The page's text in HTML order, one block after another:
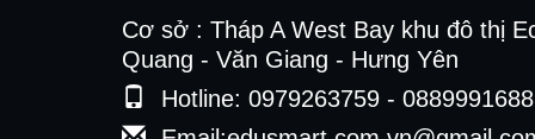
Cơ sở : Tháp A West Bay khu đô thị
Quang - Văn Giang - Hưng Yên
Hotline: 0979263759 - 0889991688